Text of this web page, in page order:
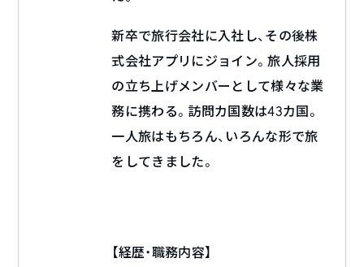
新卒で旅行会社に入社し、その後株
式会社アプリにジョイン。旅人採用
の立ち上げメンバーとして様々な業
務に携わる。訪問カ国数は43カ国。
一人旅はもちろん、いろんな形で旅
をしてきました。
【経歴・職務内容】